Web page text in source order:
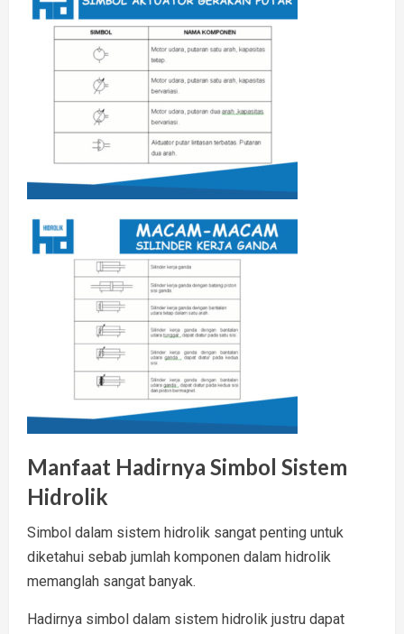
Manfaat Hadirnya Simbol Sistem
Hidrolik
Simbol dalam sistem hidrolik sangat penting untuk
diketahui sebab jumlah komponen dalam hidrolik
memanglah sangat banyak.
Hadirnya simbol dalam sistem hidrolik justru dapat